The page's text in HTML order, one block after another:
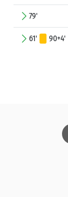
79'
61' 90+4'